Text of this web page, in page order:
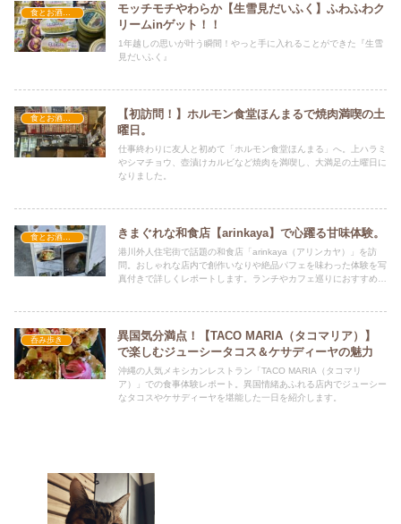
食とお酒とおでかけ
モッチモチやわらか【生雪見だいふく】ふわふわク
リームinゲット！！
1年越しの思いが叶う瞬間！やっと手に入れることができた『生雪
見だいふく』
食とお酒とおでかけ
【初訪問！】ホルモン食堂ほんまるで焼肉満喫の土
曜日。
仕事終わりに友人と初めて「ホルモン食堂ほんまる」へ。上ハラミ
やシマチョウ、壺漬けカルビなど焼肉を満喫し、大満足の土曜日に
なりました。
きまぐれな和食店【arinkaya】で心躍る甘味体験。
港川外人住宅街で話題の和食店「arinkaya（アリンカヤ）」を訪
問。おしゃれな店内で創作いなりや絶品パフェを味わった体験を写
真付きで詳しくレポートします。ランチやカフェ巡りにおすすめの
呑み歩き
異国気分満点！【TACO MARIA（タコマリア）】
で楽しむジューシータコス＆ケサディーヤの魅力
沖縄の人気メキシカンレストラン「TACO MARIA（タコマリ
ア）」での食事体験レポート。異国情緒あふれる店内でジューシー
なタコスやケサディーヤを堪能した一日を紹介します。